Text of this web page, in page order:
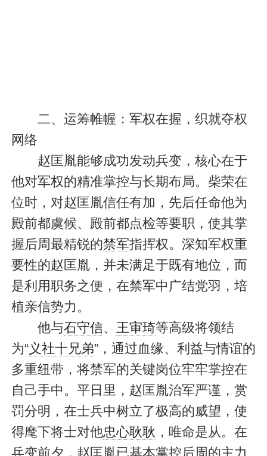
二、运筹帷幄：军权在握，织就夺权
网络
赵匡胤能够成功发动兵变，核心在于
他对军权的精准掌控与长期布局。柴荣在
位时，对赵匡胤信任有加，先后任命他为
殿前都虞候、殿前都点检等要职，使其掌
握后周最精锐的禁军指挥权。深知军权重
要性的赵匡胤，并未满足于既有地位，而
是利用职务之便，在禁军中广结党羽，培
植亲信势力。
他与石守信、 王审琦等高级将领结
为“义社十兄弟”，通过血缘、利益与情谊的
多重纽带，将禁军的关键岗位牢牢掌控在
自己手中。平日里，赵匡胤治军严谨，赏
罚分明，在士兵中树立了极高的威望，使
得麾下将士对他忠心耿耿 ，唯命是从。在
兵变前夕，赵匡胤已基本掌控后周的主力